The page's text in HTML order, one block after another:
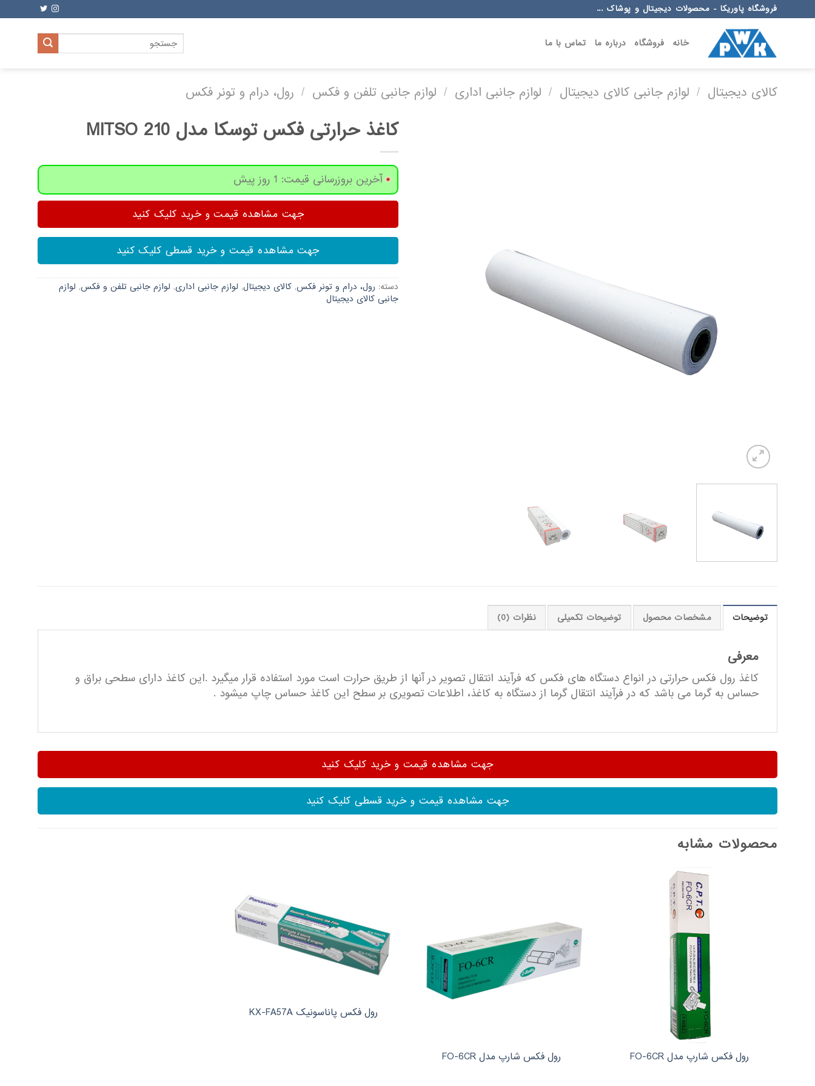
to
فروشگاه پاوریکا - محصولات دیجیتال و پوشاک ...
خانه فروشگاه درباره ما تماس با ما
جستجو
برای:
کالای دیجیتال / لوازم جانبی کالای دیجیتال / لوازم جانبی اداری / لوازم جانبی تلفن و فکس / رول، درام و تونر فکس
کاغذ حرارتی فکس توسکا مدل MITSO 210
آخرین بروزرسانی قیمت: 1 روز پیش
جهت مشاهده قیمت و خرید کلیک کنید
جهت مشاهده قیمت و خرید قسطی کلیک کنید
دسته: رول، درام و تونر فکس, کالای دیجیتال, لوازم جانبی اداری, لوازم جانبی تلفن و فکس, لوازم
جانبی کالای دیجیتال
توضیحات مشخصات محصول توضیحات تکمیلی نظرات (0)
معرفی
کاغذ رول فکس حرارتی در انواع دستگاه های فکس که فرآیند انتقال تصویر در آنها از طریق حرارت است مورد استفاده قرار میگیرد .این کاغذ دارای سطحی براق و
حساس به گرما می باشد که در فرآیند انتقال گرما از دستگاه به کاغذ، اطلاعات تصویری بر سطح این کاغذ حساس چاپ میشود .
جهت مشاهده قیمت و خرید کلیک کنید
جهت مشاهده قیمت و خرید قسطی کلیک کنید
محصولات مشابه
رول فکس شارپ مدل FO-6CR
رول فکس پاناسونیک KX-FA57A
رول فکس شارپ مدل FO-6CR